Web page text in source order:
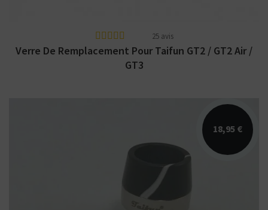
25 avis
Verre De Remplacement Pour Taifun GT2 / GT2 Air /
GT3
18,95 €